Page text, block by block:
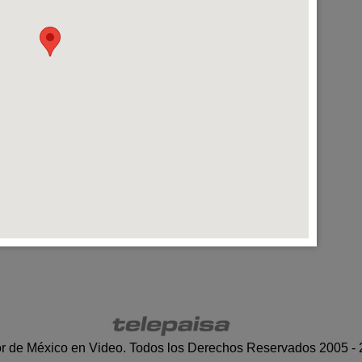
de México en Video. Todos los Derechos Reservados 2005 -